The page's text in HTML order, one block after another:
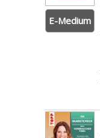
E-Medium